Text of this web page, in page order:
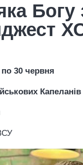
Богу
по 30 червня
Капеланів